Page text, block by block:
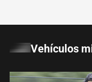
Vehículos